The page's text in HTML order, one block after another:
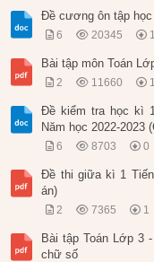
Đề cương ôn tập
6 20345 1
Bài tập môn Toán
2 11660 1
Đề kiểm tra học kì
Năm học 2022-2023
6 8703 0
Đề thi giữa kì 1
án)
2 7365 1
Bài tập Toán Lớp 3
chữ số